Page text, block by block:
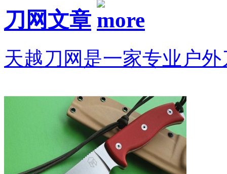
刀网文章
天越刀网是一家专业户